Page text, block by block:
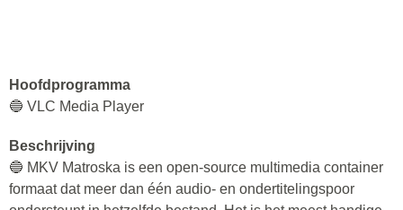
Hoofdprogramma
🔵 VLC Media Player
Beschrijving
🔵 MKV Matroska is een open-source multimedia container
formaat dat meer dan één audio- en ondertitelingspoor